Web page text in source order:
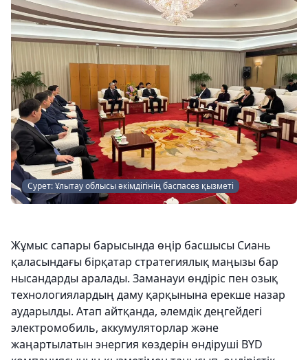
Сурет: Ұлытау облысы әкімдігінің баспасөз қызметі
Жұмыс сапары барысында өңір басшысы Сиань
қаласындағы бірқатар стратегиялық маңызы бар
нысандарды аралады. Заманауи өндіріс пен озық
технологиялардың даму қарқынына ерекше назар
аударылды. Атап айтқанда, әлемдік деңгейдегі
электромобиль, аккумуляторлар және
жаңартылатын энергия көздерін өндіруші BYD